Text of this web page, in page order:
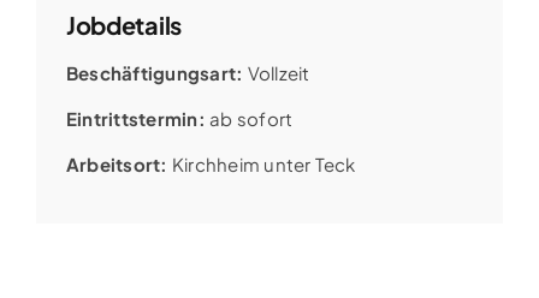
Jobdetails
Beschäftigungsart: Vollzeit
Eintrittstermin: ab sofort
Arbeitsort: Kirchheim unter Teck